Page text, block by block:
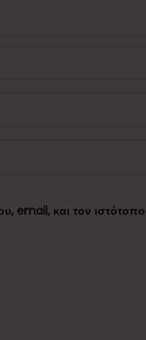
email, και τον